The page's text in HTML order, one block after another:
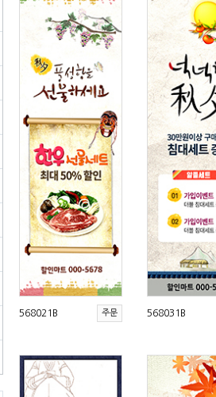
568021B 주문 568031B